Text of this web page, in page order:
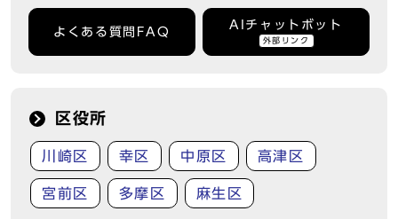
よくある質問FAQ
AIチャットボット
外部リンク
区役所
川崎区 幸区 中原区 高津区
宮前区 多摩区 麻生区